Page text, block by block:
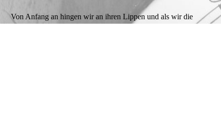
Von Anfang an hingen wir an ihren Lippen und als wir die